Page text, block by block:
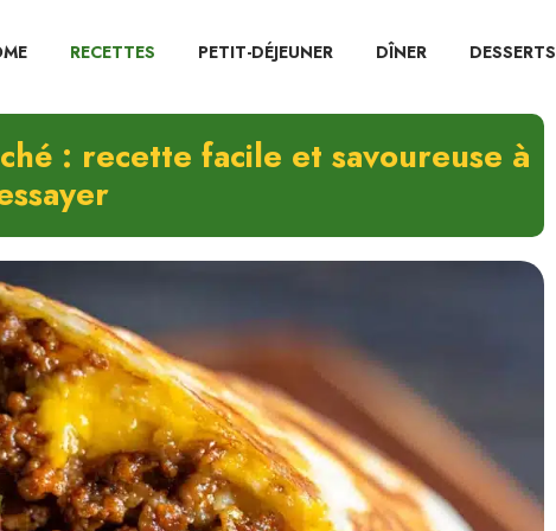
RECETTES PETIT-DÉJEUNER DÎNER DESSERTS
: recette facile et savoureuse à